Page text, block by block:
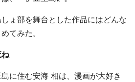
ょ部を舞台とした作品にはどんな
てみた。
ね
に住む安海 相は、漫画が大好き